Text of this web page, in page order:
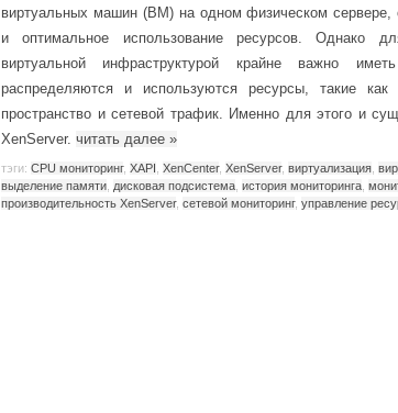
виртуальных машин (ВМ) на одном физическом сервере,
и оптимальное использование ресурсов. Однако
виртуальной инфраструктурой крайне важно
распределяются и используются ресурсы, такие
пространство и сетевой трафик. Именно для этого и
XenServer. читать далее »
тэги: CPU мониторинг, XAPI XenCenter, XenServer, виртуализация
выделение памяти дисковая подсистема история мониторинга
производительность XenServer, сетевой мониторинг, управление